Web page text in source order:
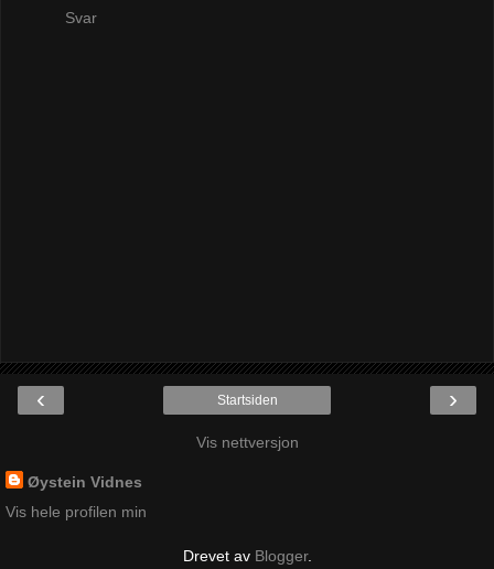
Svar
‹ ›
Startsiden
Vis nettversjon
Øystein Vidnes
Vis hele profilen min
Drevet av Blogger.